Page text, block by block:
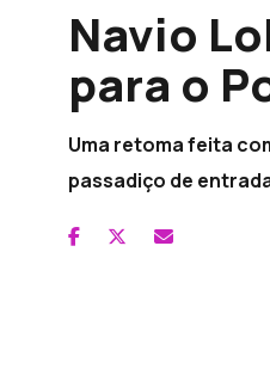
Navio
para o
Uma retoma feita
passadiço de